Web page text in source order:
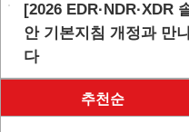
[2026 EDR·NDR·XDR
안 기본지침 개정과 만
다
추천순